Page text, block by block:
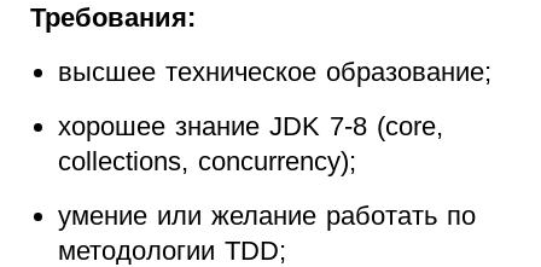
Требования:
высшее техническое образование;
хорошее знание JDK 7-8 (core,
collections, concurrency);
умение или желание работать по
методологии TDD;